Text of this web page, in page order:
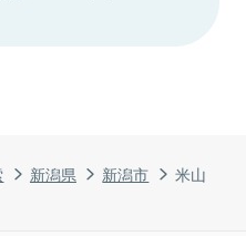
新潟県 新潟市 米山